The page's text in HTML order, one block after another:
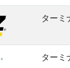
ターミ
ターミ